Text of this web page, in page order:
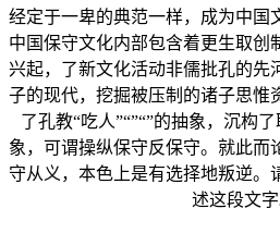
经定于一卑的典范一样，成为中国
中国保守文化内部包含着更生取创
兴起，了新文化活动非儒批孔的先
子的现代，挖掘被压制的诸子思惟
了孔教“吃人”“”“”的抽象，沉构
象，可谓操纵保守反保守。就此而
守从义，本色上是有选择地叛逆。
述这段文字